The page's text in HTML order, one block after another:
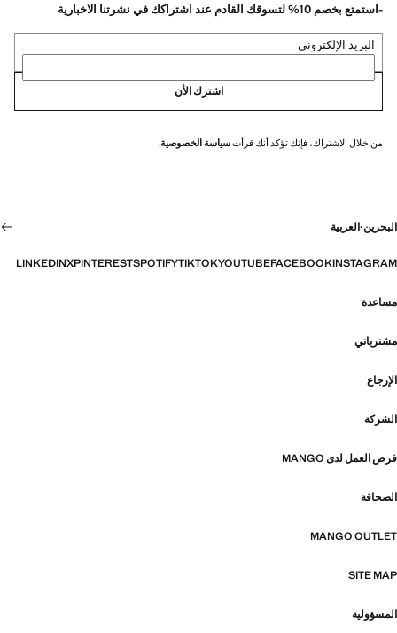
-استمتع بخصم 10% لتسوقك القادم عند اشتراكك في نشرتنا الاخبارية
البريد الإلكتروني
اشترك الأن
من خلال الاشتراك، فإنك تؤكد أنك قرأتسياسة الخصوصية.
البحرين·العربية
INSTAGRAM
FACEBOOK
YOUTUBE
TIKTOK
SPOTIFY
PINTEREST
X
LINKEDIN
مساعدة
مشترياتي
الإرجاع
الشركة
فرص العمل لدى MANGO
الصحافة
MANGO OUTLET
SITE MAP
المسؤولية